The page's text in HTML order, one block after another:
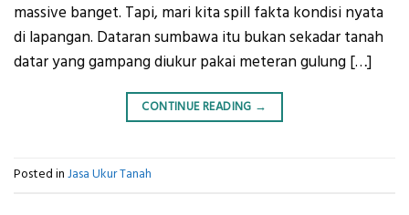
massive banget. Tapi, mari kita spill fakta kondisi nyata
di lapangan. Dataran sumbawa itu bukan sekadar tanah
datar yang gampang diukur pakai meteran gulung […]
CONTINUE READING →
Posted in Jasa Ukur Tanah